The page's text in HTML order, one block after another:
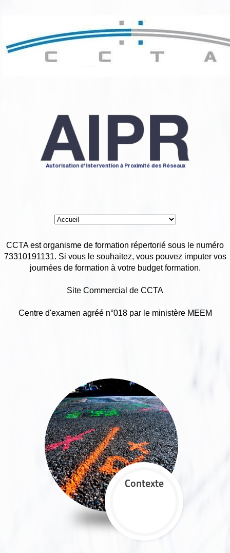
CCTA est organisme de formation répertorié sous le numéro
73310191131. Si vous le souhaitez, vous pouvez imputer vos
journées de formation à votre budget formation.
Site Commercial de CCTA
Centre d'examen agréé n°018 par le ministère MEEM
Contexte